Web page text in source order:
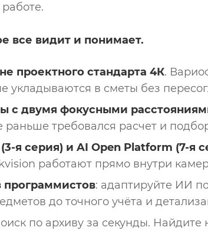
все видит и понимает.
проектного стандарта 4К.
укладываются в сметы без
с двумя фокусными
раньше требовался расчет и
я серия) и AI Open Platform (7-я
работают прямо внутри
программистов: адаптируйте ИИ
до точного учёта и
по архиву за секунды.